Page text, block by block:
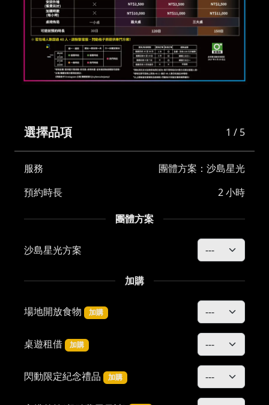
選擇品項 1 / 5
服務
團體方案：沙島星光
預約時長
2 小時
團體方案
沙島星光方案
加購
場地開放食物 加購
桌遊租借 加購
閃動限定紀念禮品 加購